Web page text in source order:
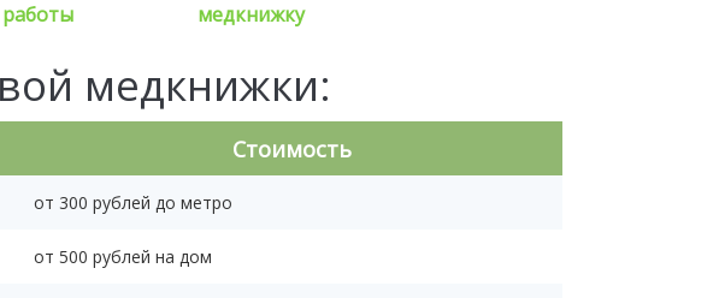
медкнижку
медкнижки:
Стоимость
от 300 рублей до метро
от 500 рублей на дом